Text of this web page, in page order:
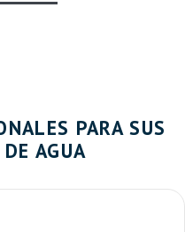
PARA SUS
AGUA